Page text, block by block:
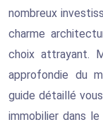
nombreux
charme
choix attrayant.
approfondie du
guide détaillé
immobilier dans